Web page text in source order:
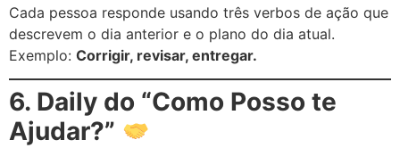
Cada pessoa responde usando três verbos de ação que
descrevem o dia anterior e o plano do dia atual.
Exemplo: Corrigir, revisar, entregar.
6. Daily do “Como Posso te
Ajudar?”